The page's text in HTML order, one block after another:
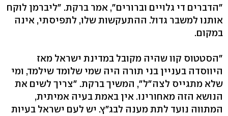
"הדברים די גלויים וברורים", אמר ברקת. "ליברמן לוקח
אותנו למשבר גדול. ההתעקשות שלו, לתפיסתי, אינה
במקום.
"הסטטוס קוו שהיה מקובל במדינת ישראל מאז
היווסדה בעניין בני תורה היה שמי שלומד שילמד, ומי
שלא מתגייס לצה"ל", המשיך ברקת. "צריך לשים את
הנושא הזה מאחורינו. אין באמת בעיה אמיתית,
המתווה נועד לתת מענה לבג"ץ. יש לעם ישראל בעיות